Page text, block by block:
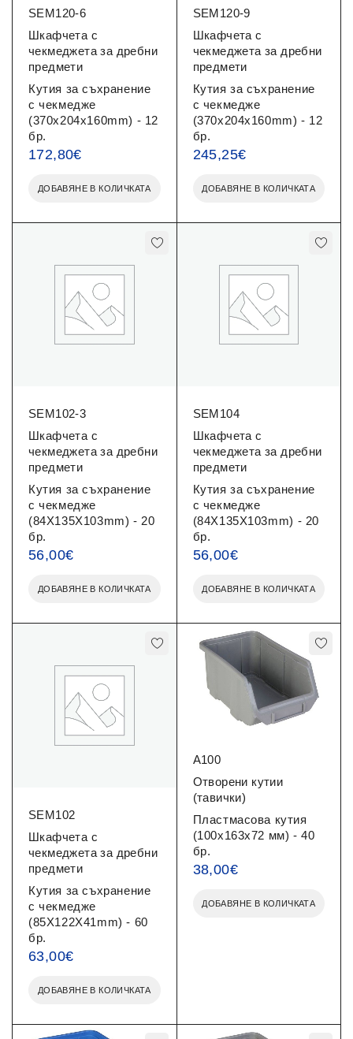
SEM120-6
Шкафчета с
чекмеджета за дребни
предмети
Кутия за съхранение
с чекмедже
(370x204x160mm) - 12
бр.
172,80€
ДОБАВЯНЕ В КОЛИЧКАТА
SEM120-9
Шкафчета с
чекмеджета за дребни
предмети
Кутия за съхранение
с чекмедже
(370x204x160mm) - 12
бр.
245,25€
ДОБАВЯНЕ В КОЛИЧКАТА
SEM102-3
Шкафчета с
чекмеджета за дребни
предмети
Кутия за съхранение
с чекмедже
(84X135X103mm) - 20
бр.
56,00€
ДОБАВЯНЕ В КОЛИЧКАТА
SEM104
Шкафчета с
чекмеджета за дребни
предмети
Кутия за съхранение
с чекмедже
(84X135X103mm) - 20
бр.
56,00€
ДОБАВЯНЕ В КОЛИЧКАТА
SEM102
Шкафчета с
чекмеджета за дребни
предмети
Кутия за съхранение
с чекмедже
(85X122X41mm) - 60
бр.
63,00€
ДОБАВЯНЕ В КОЛИЧКАТА
A100
Отворени кутии
(тавички)
Пластмасова кутия
(100x163x72 мм) - 40
бр.
38,00€
ДОБАВЯНЕ В КОЛИЧКАТА